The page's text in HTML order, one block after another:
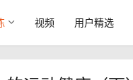
视频 用户精选